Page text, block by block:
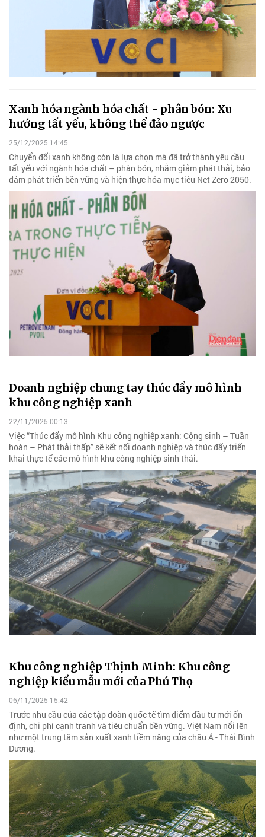
Xanh hóa ngành hóa chất - phân bón: Xu
hướng tất yếu, không thể đảo ngược
25/12/2025 14:45
Chuyển đổi xanh không còn là lựa chọn mà đã trở thành yêu cầu
tất yếu với ngành hóa chất – phân bón, nhằm giảm phát thải, bảo
đảm phát triển bền vững và hiện thực hóa mục tiêu Net Zero 2050.
Doanh nghiệp chung tay thúc đẩy mô hình
khu công nghiệp xanh
22/11/2025 00:13
Việc “Thúc đẩy mô hình Khu công nghiệp xanh: Cộng sinh – Tuần
hoàn – Phát thải thấp” sẽ kết nối doanh nghiệp và thúc đẩy triển
khai thực tế các mô hình khu công nghiệp sinh thái.
Khu công nghiệp Thịnh Minh: Khu công
nghiệp kiểu mẫu mới của Phú Thọ
06/11/2025 15:42
Trước nhu cầu của các tập đoàn quốc tế tìm điểm đầu tư mới ổn
định, chi phí cạnh tranh và tiêu chuẩn bền vững. Việt Nam nổi lên
như một trung tâm sản xuất xanh tiềm năng của châu Á - Thái Bình
Dương.